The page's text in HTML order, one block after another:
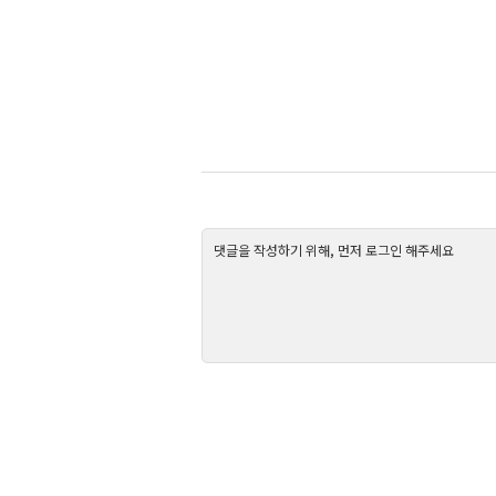
댓글을 작성하기 위해, 먼저 로그인 해주세요